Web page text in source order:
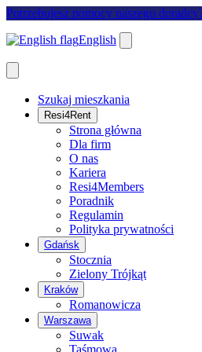
Potrzebujesz pomocy naszego
English
Szukaj mieszkania
Resi4Rent
Strona główna
Dla firm
O nas
Kariera
Resi4Members
Poradnik
Regulamin
Polityka prywatności
Gdańsk
Stocznia
Zielony Trójkąt
Kraków
Romanowicza
Warszawa
Suwak
Taśmowa